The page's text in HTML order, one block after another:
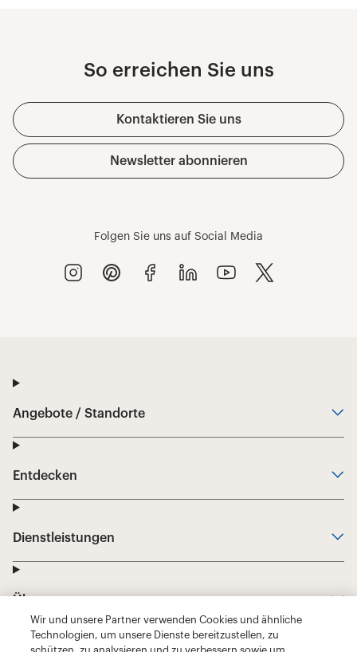
Wir und unsere Partner verwenden Cookies und ähnliche
Technologien, um unsere Dienste bereitzustellen, zu